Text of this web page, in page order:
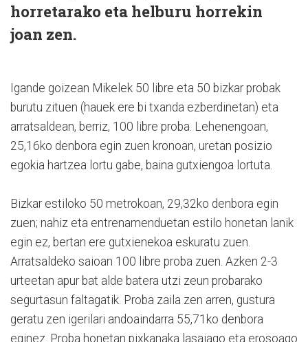
horretarako eta helburu horrekin
joan zen.
Igande goizean Mikelek 50 libre eta 50 bizkar probak
burutu zituen (hauek ere bi txanda ezberdinetan) eta
arratsaldean, berriz, 100 libre proba. Lehenengoan,
25,16ko denbora egin zuen kronoan, uretan posizio
egokia hartzea lortu gabe, baina gutxiengoa lortuta.
Bizkar estiloko 50 metrokoan, 29,32ko denbora egin
zuen; nahiz eta entrenamenduetan estilo honetan lanik
egin ez, bertan ere gutxienekoa eskuratu zuen.
Arratsaldeko saioan 100 libre proba zuen. Azken 2-3
urteetan apur bat alde batera utzi zeun probarako
segurtasun faltagatik. Proba zaila zen arren, gustura
geratu zen igerilari andoaindarra 55,71ko denbora
eginez. Proba honetan pixkanaka lasaiago eta erosoago